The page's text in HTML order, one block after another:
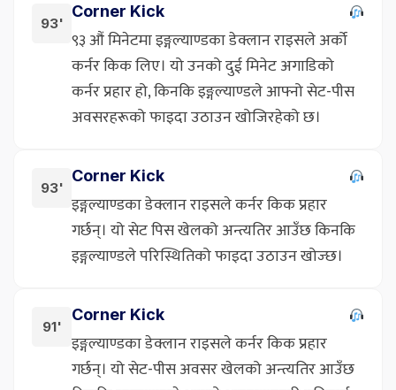
93'
Corner Kick
९३ औं मिनेटमा इङ्गल्याण्डका डेक्लान राइसले अर्को
कर्नर किक लिए। यो उनको दुई मिनेट अगाडिको
कर्नर प्रहार हो, किनकि इङ्गल्याण्डले आफ्नो सेट-पीस
अवसरहरूको फाइदा उठाउन खोजिरहेको छ।
93'
Corner Kick
इङ्गल्याण्डका डेक्लान राइसले कर्नर किक प्रहार
गर्छन्। यो सेट पिस खेलको अन्त्यतिर आउँछ किनकि
इङ्गल्याण्डले परिस्थितिको फाइदा उठाउन खोज्छ।
91'
Corner Kick
इङ्गल्याण्डका डेक्लान राइसले कर्नर किक प्रहार
गर्छन्। यो सेट-पीस अवसर खेलको अन्त्यतिर आउँछ